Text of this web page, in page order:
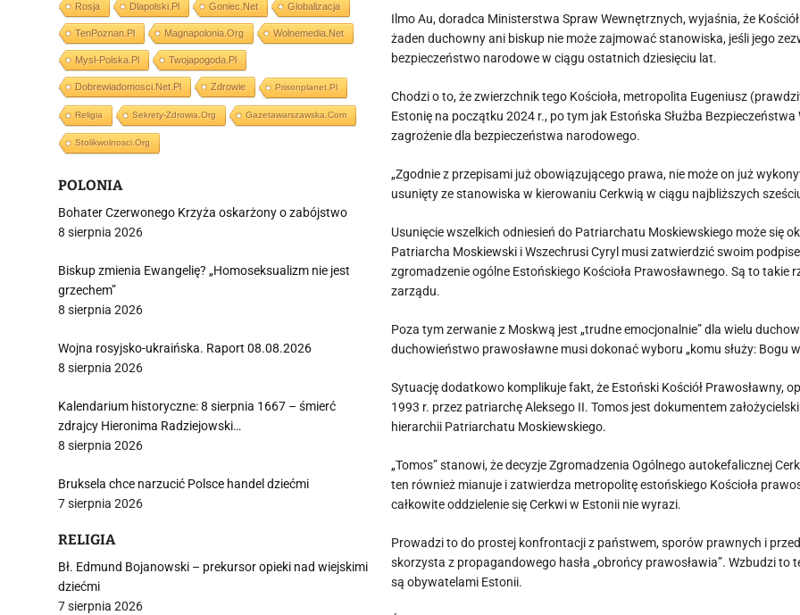
Ilmo Au, doradca Ministerstwa Spraw Wewnętrznych, wyjaśnia, że
żaden duchowny ani biskup nie może zajmować stanowiska, jeśli jego
bezpieczeństwo narodowe w ciągu ostatnich dziesięciu lat.
Chodzi o to, że zwierzchnik tego Kościoła, metropolita Eugeniusz
Estonię na początku 2024 r., po tym jak Estońska Służba
zagrożenie dla bezpieczeństwa narodowego.
„Zgodnie z przepisami już obowiązującego prawa, nie może on już
usunięty ze stanowiska w kierowaniu Cerkwią w ciągu najbliższych
Usunięcie wszelkich odniesień do Patriarchatu Moskiewskiego może się
Patriarcha Moskiewski i Wszechrusi Cyryl musi zatwierdzić swoim
zgromadzenie ogólne Estońskiego Kościoła Prawosławnego. Są to takie
zarządu.
Poza tym zerwanie z Moskwą jest „trudne emocjonalnie” dla wielu
duchowieństwo prawosławne musi dokonać wyboru „komu służy: Bogu
Sytuację dodatkowo komplikuje fakt, że Estoński Kościół Prawosławny,
1993 r. przez patriarchę Aleksego II. Tomos jest dokumentem
hierarchii Patriarchatu Moskiewskiego.
„Tomos” stanowi, że decyzje Zgromadzenia Ogólnego autokefalicznej
ten również mianuje i zatwierdza metropolitę estońskiego Kościoła
całkowite oddzielenie się Cerkwi w Estonii nie wyrazi.
Prowadzi to do prostej konfrontacji z państwem, sporów prawnych i
skorzysta z propagandowego hasła „obrońcy prawosławia”. Wzbudzi
są obywatelami Estonii.
Rosja Dlapolski.pl Goniec.net Globalizacja
TenPoznan.pl Magnapolonia.org Wolnemedia.net
Mysl-Polska.pl Twojapogoda.pl
Dobrewiadomosci.net.pl Zdrowie Prisonplanet.pl
Religia Sekrety-Zdrowia.org Gazetawarszawska.com
Stolikwolnosci.org
POLONIA
Bohater Czerwonego Krzyża oskarżony o zabójstwo
8 sierpnia 2026
Biskup zmienia Ewangelię? „Homoseksualizm nie jest
grzechem”
8 sierpnia 2026
Wojna rosyjsko-ukraińska. Raport 08.08.2026
8 sierpnia 2026
Kalendarium historyczne: 8 sierpnia 1667 – śmierć
zdrajcy Hieronima Radziejowski…
8 sierpnia 2026
Bruksela chce narzucić Polsce handel dziećmi
7 sierpnia 2026
RELIGIA
Bł. Edmund Bojanowski – prekursor opieki nad wiejskimi
dziećmi
7 sierpnia 2026